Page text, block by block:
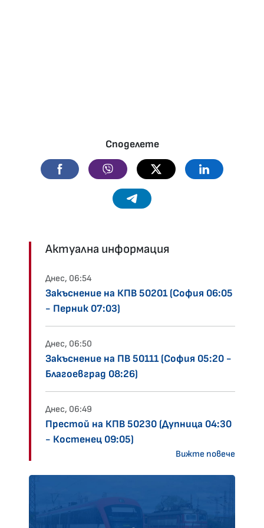
Споделете
Facebook Viber Twitter Linkedin
Telegram
Актуална информация
Днес, 06:54
Закъснение на КПВ 50201 (София 06:05
- Перник 07:03)
Днес, 06:50
Закъснение на ПВ 50111 (София 05:20 -
Благоевград 08:26)
Днес, 06:49
Престой на КПВ 50230 (Дупница 04:30
- Костенец 09:05)
Вижте повече